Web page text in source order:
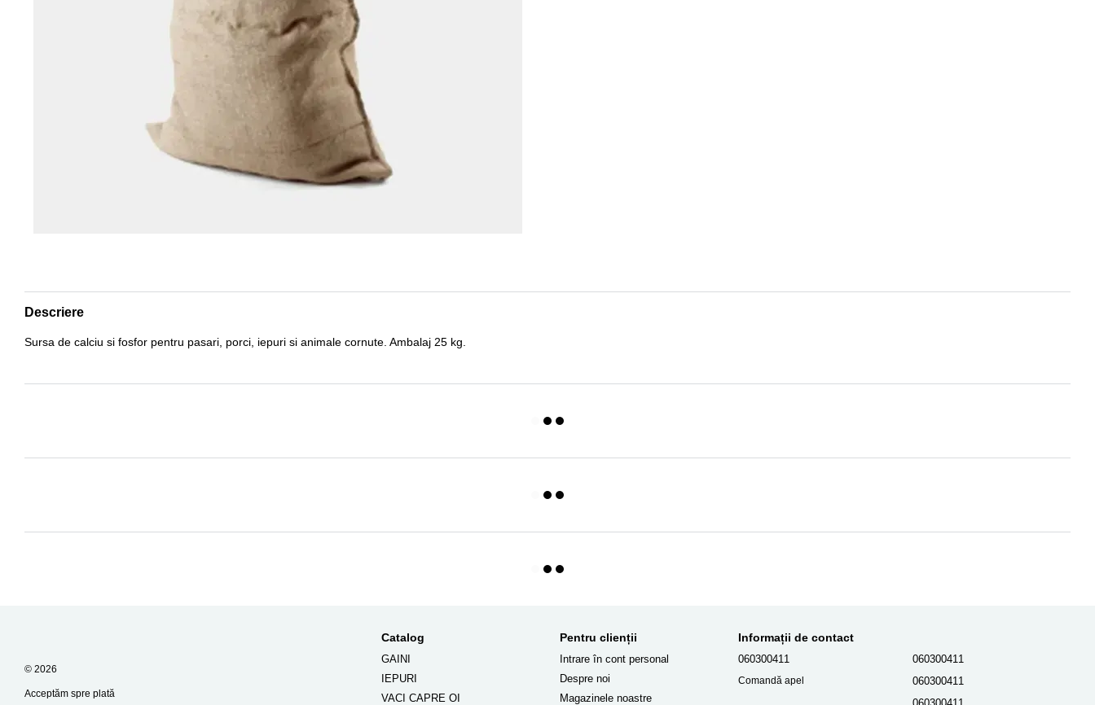
Descriere
Sursa de calciu si fosfor pentru pasari, porci, iepuri si animale cornute. Ambalaj 25 kg.
© 2026
Acceptăm spre plată
Catalog
GAINI
IEPURI
VACI CAPRE OI
Pentru clienții
Intrare în cont personal
Despre noi
Magazinele noastre
Informații de contact
060300411
Comandă apel
060300411
060300411